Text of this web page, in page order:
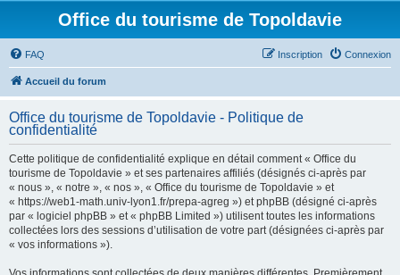
Office du tourisme de Topoldavie
FAQ Connexion
Inscription
Accueil du forum
Office du tourisme de Topoldavie - Politique de
confidentialité
Cette politique de confidentialité explique en détail comment « Office du
tourisme de Topoldavie » et ses partenaires affiliés (désignés ci-après par
« nous », « notre », « nos », « Office du tourisme de Topoldavie » et
« https://web1-math.univ-lyon1.fr/prepa-agreg ») et phpBB (désigné ci-après
par « logiciel phpBB » et « phpBB Limited ») utilisent toutes les informations
collectées lors des sessions d’utilisation de votre part (désignées ci-après par
« vos informations »).